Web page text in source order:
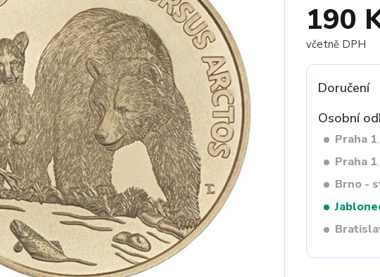
190
včetně DPH
Doručení
Osobní
Praha 1
Praha 1
Brno -